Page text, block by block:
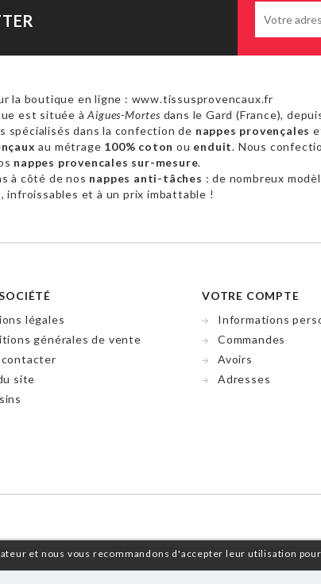
et nous vous recommandons d'accepter leur utilisation
la boutique en ligne : www.tissusprovencaux.fr
est située àAigues-Mortes dans le Gard (France),
spécialisés dans la confection de nappes provençales
au métrage 100% coton ou enduit. Nous
nappes provencales sur-mesure.
à côté de nos nappes anti-tâches : de nombreux
infroissables et à un prix imbattable !
légales
générales de vente
contacter
site
VOTRE COMPTE
Informations
Commandes
Avoirs
Adresses